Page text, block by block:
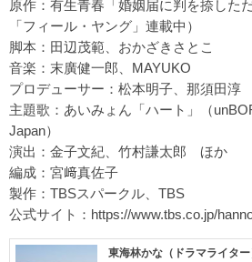
原作：有⽣⻘春「婚姻届に判を捺した
「フィール・ヤング」連載中）
脚本：田辺茂範、おかざきさとこ
音楽：末廣健一郎、MAYUKO
プロデューサー：松本明子、那須田淳
主題歌：あいみょん「ハート」（
Japan）
演出：金子文紀、竹村謙太郎 ほか
編成：宮﨑真佐子
製作：TBSスパークル、TBS
公式サイト： https://www.tbs.co.jp/
東海林かな（ドラマライター